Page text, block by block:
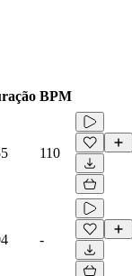
BPM
110
-